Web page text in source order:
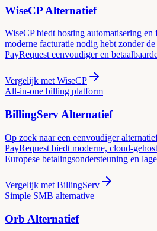
WiseCP Alternatief
WiseCP biedt hosting automatisering en
moderne facturatie nodig hebt zonder
PayRequest eenvoudiger en
Vergelijk met WiseCP
All-in-one billing platform
BillingServ Alternatief
Op zoek naar een eenvoudiger
PayRequest biedt moderne, cloud-
Europese betalingsondersteuning en
Vergelijk met BillingServ
Simple SMB alternative
Orb Alternatief